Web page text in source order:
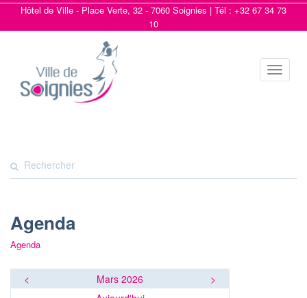
Hôtel de Ville - Place Verte, 32 - 7060 Soignies | Tél : +32 67 34 73
10
Toggle
Agenda
Agenda
< Mars 2026
>